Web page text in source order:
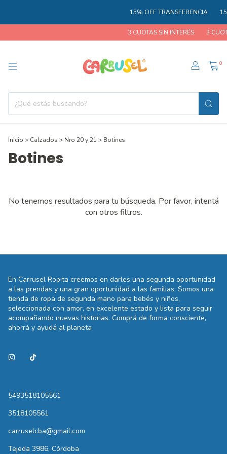
15% OFF TRANSFERENCIA
3 CUOTAS SIN INTERÉS 3
0
Inicio > Calzados > Nro 20 y 21 > Botines
Botines
No tenemos resultados para tu búsqueda. Por favor, intentá
con otros filtros.
En Carrusel Ropita creemos en darles una segunda oportunidad
a las prendas y una gran oportunidad a las familias. Somos una
tienda de ropa de segunda mano para bebés y niños,
seleccionada con amor, en excelente estado y lista para seguir
acompañando nuevas historias. Comprá de forma consciente,
ahorrá y ayudá al planeta
5493518105561
3518105561
carruselcba@gmail.com
Tejeda 3986, Córdoba